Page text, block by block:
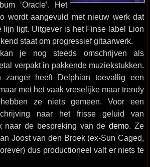
‘Oracle’. Het
wordt aangevuld met nieuw werk dat
lijn ligt. Uitgever is het Finse label Lion
staat om progressief gitaarwerk.
je nog steeds omschrijven als
verpakt in pakkende muziekstukken.
heeft Delphian toevallig een
met het vaak vreselijke maar trendy
hebben ze niets gemeen. Voor een
naar het frisse geluid van
naar de bespreking van de demo. Ze
Joost van den Broek (ex-Sun Caged,
dus productioneel valt er niets te